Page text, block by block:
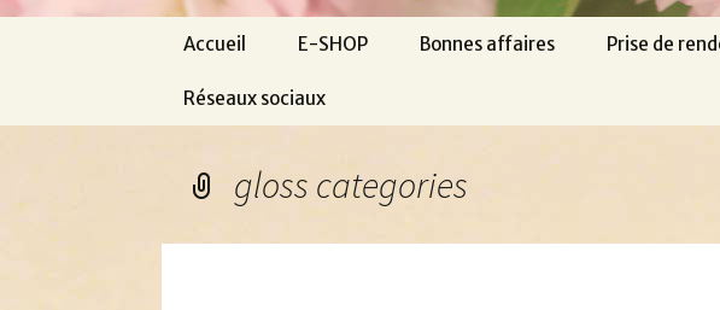
Accueil E-SHOP Bonnes affaires Prise de
Réseaux sociaux
gloss categories